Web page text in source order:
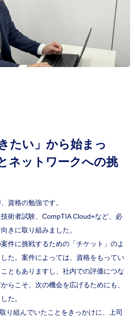
たい」から始まっ
ネットワークへの挑
資格の勉強です。
術者試験、CompTIA Cloud+など、必
きに取り組みました。
件に挑戦するための「チケット」のよ
た。案件によっては、資格をもってい
ともありますし、社内での評価につな
らこそ、次の機会を広げるためにも、
た。
り組んでいたことをきっかけに、上司